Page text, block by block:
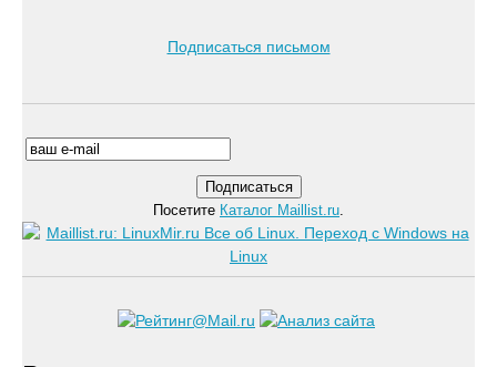
Подписаться письмом
Посетите Каталог Maillist.ru.